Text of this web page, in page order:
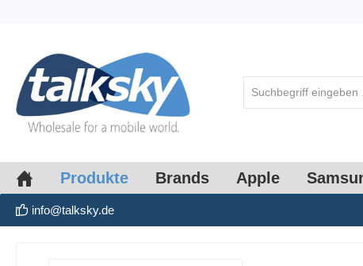
Produkte Brands Apple
info@talksky.de